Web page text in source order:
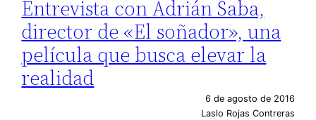
Entrevista con Adrián Saba,
director de «El soñador», una
película que busca elevar la
realidad
6 de agosto de 2016
Laslo Rojas Contreras